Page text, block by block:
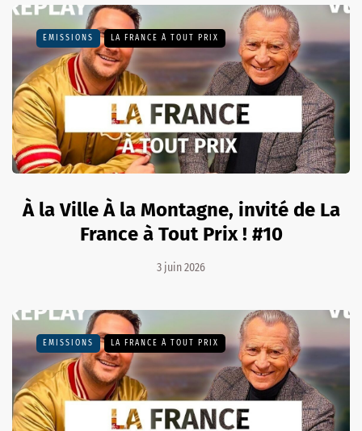
EMISSIONS LA FRANCE À TOUT PRIX
À la Ville À la Montagne, invité de La
France à Tout Prix ! #10
3 juin 2026
EMISSIONS LA FRANCE À TOUT PRIX